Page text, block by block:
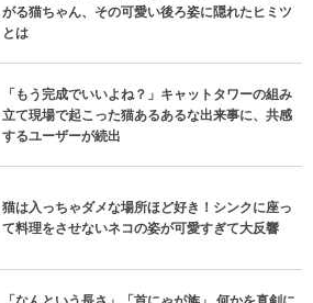
がる猫ちゃん、その可愛い後ろ姿に隠れたヒミツ
とは
「もう完成でいいよね？」キャットタワーの組み
立て現場で起こった猫あるあるな出来事に、共感
するユーザーが続出
猫は入っちゃダメな場所ほど好き！シンクに座っ
て料理をさせないネコの姿が可愛すぎて大反響